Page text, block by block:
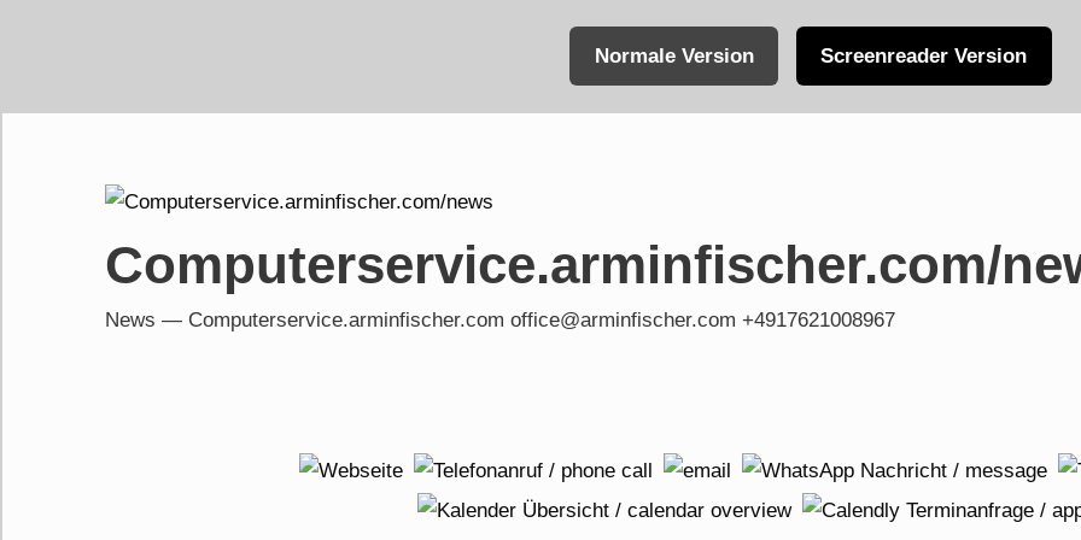
Normale Version Screenreader Version
content
Computerservice.arminfischer.com/
News — Computerservice.arminfischer.com office@arminfischer.com +4917621008967